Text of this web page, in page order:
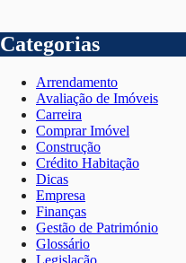
Categorias
Arrendamento
Avaliação de Imóveis
Carreira
Comprar Imóvel
Construção
Crédito Habitação
Dicas
Empresa
Finanças
Gestão de Património
Glossário
Legislação